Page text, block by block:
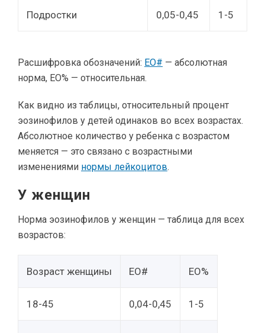
Подростки 0,05-0,45 1-5
Расшифровка обозначений: EO# — абсолютная
норма, EO% — относительная.
Как видно из таблицы, относительный процент
эозинофилов у детей одинаков во всех возрастах.
Абсолютное количество у ребенка с возрастом
меняется — это связано с возрастными
изменениями нормы лейкоцитов.
У женщин
Норма эозинофилов у женщин — таблица для всех
возрастов:
Возраст женщины EO# EO%
18-45 0,04-0,45 1-5